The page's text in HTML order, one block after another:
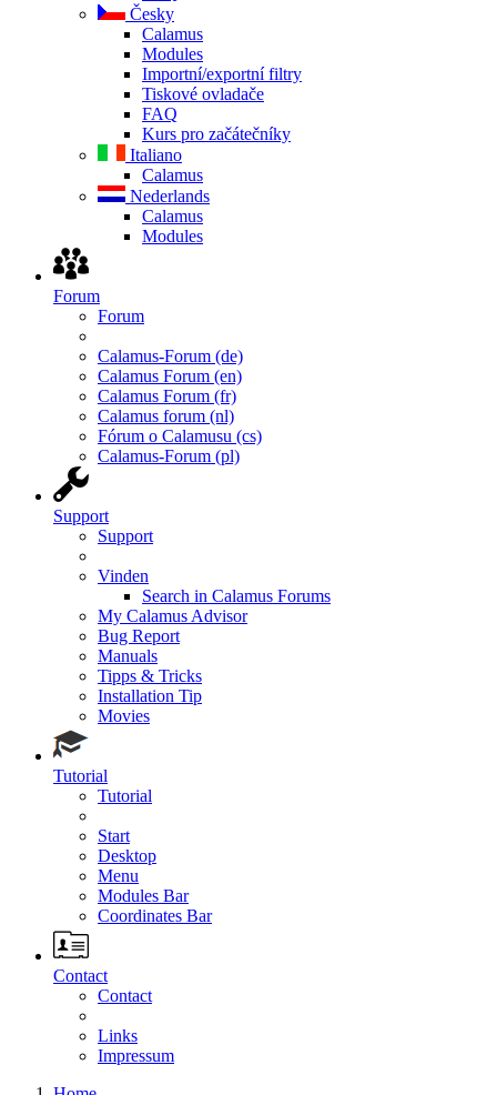
Česky
Calamus
Modules
Importní/exportní filtry
Tiskové ovladače
FAQ
Kurs pro začátečníky
Italiano
Calamus
Nederlands
Calamus
Modules
Forum
Forum
Calamus-Forum (de)
Calamus Forum (en)
Calamus Forum (fr)
Calamus forum (nl)
Fórum o Calamusu (cs)
Calamus-Forum (pl)
Support
Support
Vinden
Search in Calamus Forums
My Calamus Advisor
Bug Report
Manuals
Tipps & Tricks
Installation Tip
Movies
Tutorial
Tutorial
Start
Desktop
Menu
Modules Bar
Coordinates Bar
Contact
Contact
Links
Impressum